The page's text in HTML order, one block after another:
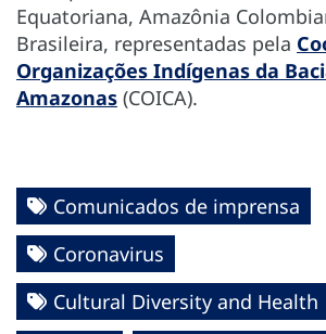
Equatoriana, Amazônia
Brasileira, representadas pela
Organizações Indígenas da
Amazonas (COICA).
Comunicados de imprensa
Coronavirus
Cultural Diversity and Health